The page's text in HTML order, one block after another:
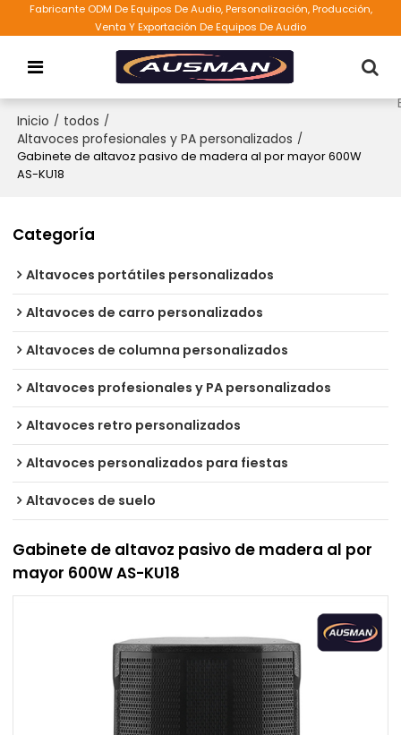
Fabricante ODM De Equipos De Audio, Personalización, Producción,
Venta Y Exportación De Equipos De Audio
Inicio / todos /
Altavoces profesionales y PA personalizados /
Gabinete de altavoz pasivo de madera al por mayor 600W
AS-KU18
Categoría
Altavoces portátiles personalizados
Altavoces de carro personalizados
Altavoces de columna personalizados
Altavoces profesionales y PA personalizados
Altavoces retro personalizados
Altavoces personalizados para fiestas
Altavoces de suelo
Gabinete de altavoz pasivo de madera al por
mayor 600W AS-KU18